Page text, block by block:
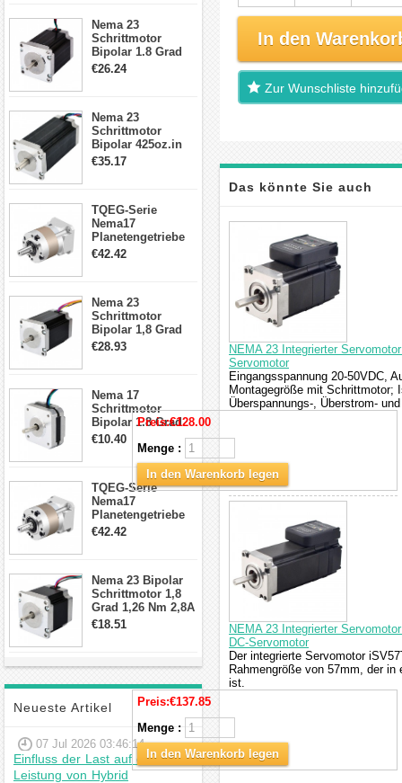
Nema 23
Schrittmotor
Bipolar 1.8 Grad
1.9Nm 3A 3.36V 4
€26.24
Nema 23
Schrittmotor
Bipolar 425oz.in
4.2A 57x57x114mm
€35.17
TQEG-Serie
Nema17
Planetengetriebe
5:1 Spiel 15Arc-
€42.42
Nema 23
Schrittmotor
Bipolar 1,8 Grad
2,83Nm 4 A 2,26V
€28.93
Nema 17
Schrittmotor
Bipolar 1.8 Grad
8.7Ncm 1A 3.5V 4
Draden Hybrid-
Schrittmotor
€10.40
TQEG-Serie
Nema17
Planetengetriebe
10:1 Spiel 15Arc-
€42.42
Nema 23 Bipolar
Schrittmotor 1,8
Grad 1,26 Nm 2,8A
2,5V 4 Drähte
€18.51
Neueste Artikel
07 Jul 2026 03:46:14
Einfluss der Last auf die
Leistung von Hybrid
In den
Zur Wunschliste
Das könnte Sie auch
interessieren
NEMA 23 Integrierter
Servomotor
Eingangsspannung 20-50VDC,
Montagegröße mit Schrittmotor;
Überspannungs-, Überstrom-
Preis:€128.00
Menge :
In den Warenkorb legen
NEMA 23 Integrierter
DC-Servomotor
Der integrierte Servomotor
Rahmengröße von 57mm, der
ist.
Preis:€137.85
Menge :
In den Warenkorb legen